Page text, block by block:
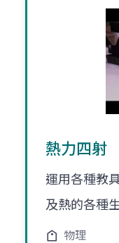
熱力四射
運用各種教
及熱的各種
物理